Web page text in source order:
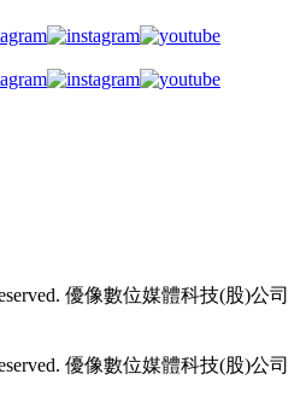
優像數位媒體科技(股)公司
優像數位媒體科技(股)公司